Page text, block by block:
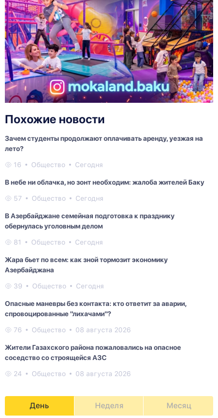
Похожие новости
Зачем студенты продолжают оплачивать аренду, уезжая на
лето?
16 Общество Сегодня
В небе ни облачка, но зонт необходим: жалоба жителей Баку
57 Общество Сегодня
В Азербайджане семейная подготовка к празднику
обернулась уголовным делом
81 Общество Сегодня
Жара бьет по всем: как зной тормозит экономику
Азербайджана
39 Общество Сегодня
Опасные маневры без контакта: кто ответит за аварии,
спровоцированные "лихачами"?
76 Общество 08 августа 2026
Жители Газахского района пожаловались на опасное
соседство со строящейся АЗС
24 Общество 08 августа 2026
День Неделя Месяц